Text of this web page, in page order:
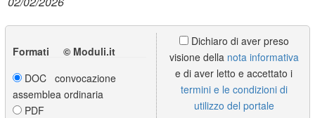
Formati © Moduli.it
DOC convocazione
assemblea ordinaria
PDF
Dichiaro di aver preso
visione della nota informativa
e di aver letto e accettato i
termini e le condizioni di
utilizzo del portale